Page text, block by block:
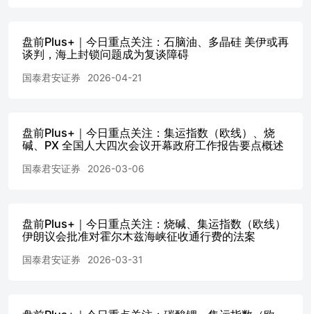
1.7%；主力06合约收于2044点，涨幅4.7%。随着4月底、5
月初即期运费走平，5月船司宣涨行为取待地缘为盘面注入
升水预期。从供需面来看，通常而言，5月出口需求环比4月
宣涨落地、落地幅度在200~400美金/FEU区间，估值区间大
致对应1700~1900点，建议2605合约以区间震荡思路对待。
对于远月合约而言，市场关注今年与去年同期估值的相对高
早读 特朗普称美伊可能周末复谈特朗普称美伊可能周末复
谈 观点分享：特朗普：美伊下次会谈可能本周末举行，不
非常接近达成协议，希望停火期内达成；协议将带给美
明，确保伊朗不会拥有核武器、有效期将超过20年，伊朗对
盘前Plus+｜今日重点关注：石脑油、多晶硅 美伊或再
谈判，海上封锁问题成为复谈障碍
国泰君安证券 2026-04-21
盘前Plus+｜今日重点关注：集运指数（欧线）、烧
碱、PX 全国人大四次会议开幕政府工作报告要点概述
国泰君安证券 2026-03-06
盘前Plus+｜今日重点关注：烧碱、集运指数（欧线）
伊朗议会批准对霍尔木兹海峡征收通行费的法案
国泰君安证券 2026-03-31